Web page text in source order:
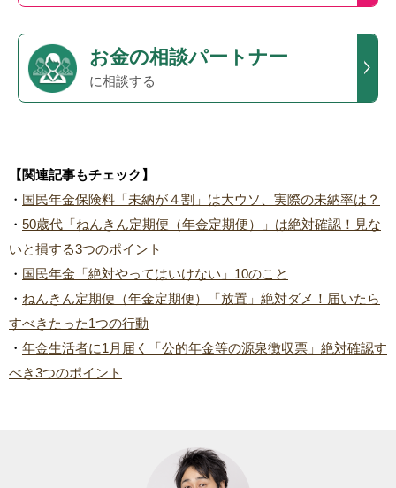
お金の相談パートナー
に相談する
【関連記事もチェック】
・ 国民年金保険料「未納が４割」は大ウソ、実際の未納率は？
・ 50歳代「ねんきん定期便（年金定期便）」は絶対確認！見な
いと損する3つのポイント
・ 国民年金「絶対やってはいけない」10のこと
・ ねんきん定期便（年金定期便）「放置」絶対ダメ！届いたら
すべきたった1つの行動
・ 年金生活者に1月届く「公的年金等の源泉徴収票」絶対確認す
べき3つのポイント